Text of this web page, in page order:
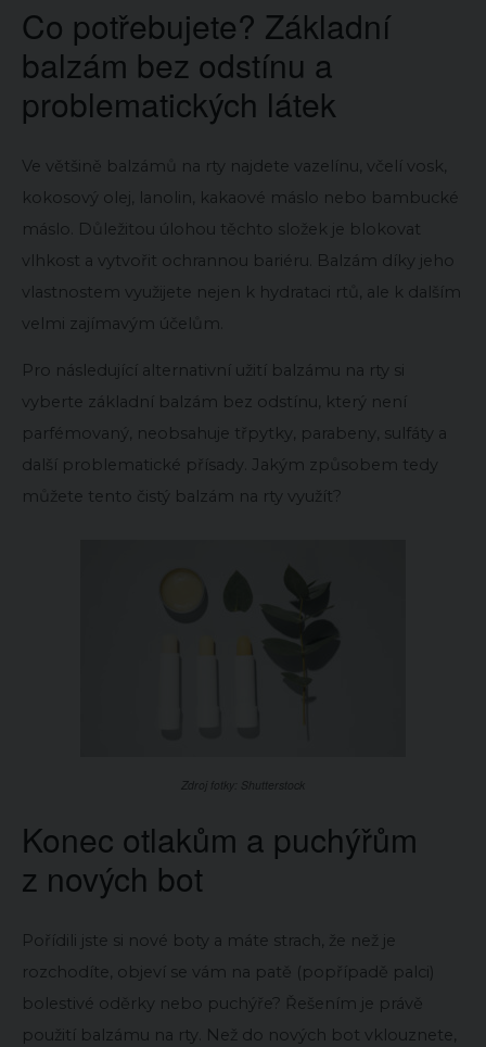
Co potřebujete? Základní
balzám bez odstínu a
problematických látek
Ve většině balzámů na rty najdete vazelínu, včelí vosk,
kokosový olej, lanolin, kakaové máslo nebo bambucké
máslo. Důležitou úlohou těchto složek je blokovat
vlhkost a vytvořit ochrannou bariéru. Balzám díky jeho
vlastnostem využijete nejen k hydrataci rtů, ale k dalším
velmi zajímavým účelům.
Pro následující alternativní užití balzámu na rty si
vyberte základní balzám bez odstínu, který není
parfémovaný, neobsahuje třpytky, parabeny, sulfáty a
další problematické přísady. Jakým způsobem tedy
můžete tento čistý balzám na rty využít?
Zdroj fotky: Shutterstock
Konec otlakům a puchýřům
z nových bot
Pořídili jste si nové boty a máte strach, že než je
rozchodíte, objeví se vám na patě (popřípadě palci)
bolestivé oděrky nebo puchýře? Řešením je právě
použití balzámu na rty. Než do nových bot vklouznete,